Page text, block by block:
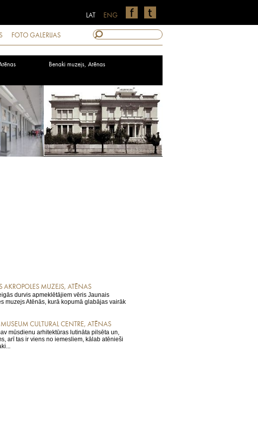
ENG
LAT
FOTO GALERIJAS
Benaki muzejs, Atēnas
AKROPOLES MUZEJS, ATĒNAS
durvis apmeklētājiem vēris Jaunais
muzejs Atēnās, kurā kopumā glabājas vairāk
CULTURAL CENTRE, ATĒNAS
mūsdienu arhitektūras lutināta pilsēta un,
arī tas ir viens no iemesliem, kālab atēnieši